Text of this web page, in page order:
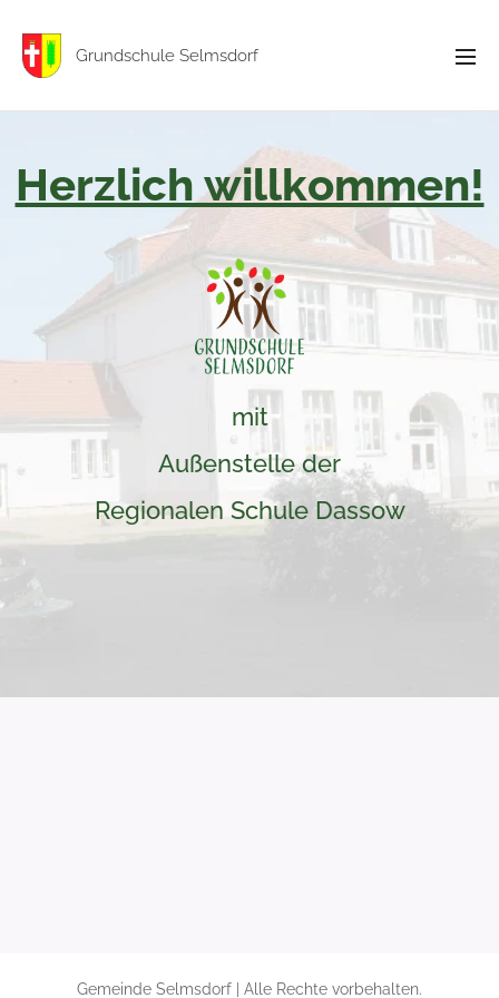
Grundschule Selmsdorf
Herzlich willkommen!
mit
Außenstelle der
Regionalen Schule Dassow
Gemeinde Selmsdorf | Alle Rechte vorbehalten.